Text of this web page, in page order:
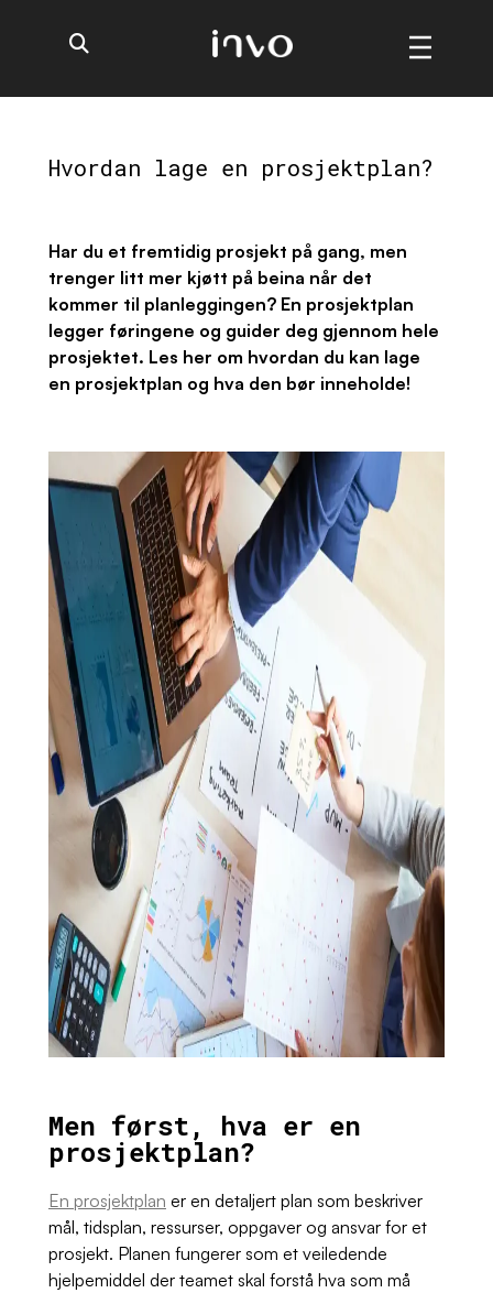
Hvordan lage en prosjektplan?
Har du et fremtidig prosjekt på gang, men
trenger litt mer kjøtt på beina når det
kommer til planleggingen? En prosjektplan
legger føringene og guider deg gjennom hele
prosjektet. Les her om hvordan du kan lage
en prosjektplan og hva den bør inneholde!
Men først, hva er en
prosjektplan?
En prosjektplan er en detaljert plan som beskriver
mål, tidsplan, ressurser, oppgaver og ansvar for et
prosjekt. Planen fungerer som et veiledende
hjelpemiddel der teamet skal forstå hva som må